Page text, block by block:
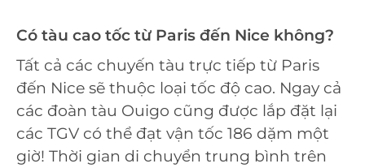
Có tàu cao tốc từ Paris đến Nice không?
Tất cả các chuyến tàu trực tiếp từ Paris
đến Nice sẽ thuộc loại tốc độ cao. Ngay cả
các đoàn tàu Ouigo cũng được lắp đặt lại
các TGV có thể đạt vận tốc 186 dặm một
giờ! Thời gian di chuyển trung bình trên